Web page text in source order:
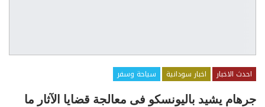
احدث الاخبار اخبار سودانية
سياحة وسفر
جرهام يشيد باليونسكو فى معالجة قضايا الآثار ما